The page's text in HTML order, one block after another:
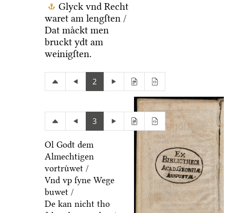
Glyck vnd Recht
waret am lengſten /
Dat maͤckt men
bruckt ydt am
weinigſten.
2
3
Ol Godt dem
Almechtigen
vortruͤwet /
Vnd vp ſyne Wege
buwet /
De kan nicht tho